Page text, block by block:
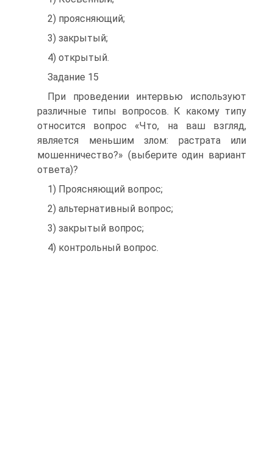
2) проясняющий;
3) закрытый;
4) открытый.
Задание 15
При проведении интервью используют
различные типы вопросов. К какому типу
относится вопрос «Что, на ваш взгляд,
является меньшим злом: растрата или
мошенничество?» (выберите один вариант
ответа)?
1) Проясняющий вопрос;
2) альтернативный вопрос;
3) закрытый вопрос;
4) контрольный вопрос.